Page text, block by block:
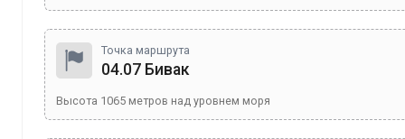
Точка маршрута
04.07 Бивак
Высота 1065 метров над уровнем моря